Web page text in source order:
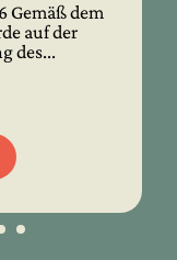
Gemäß dem
auf der
des...